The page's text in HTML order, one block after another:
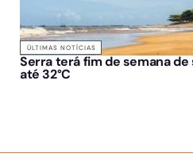
ÚLTIMAS NOTÍCIAS
Serra terá fim de semana
até 32°C